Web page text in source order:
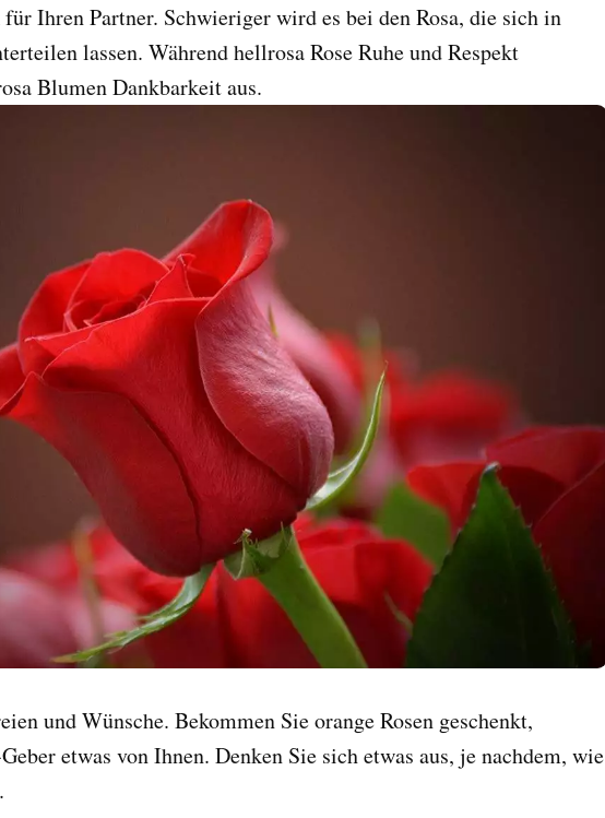
Ihren Partner. Schwieriger wird es bei den Rosa, die sich in
lassen. Während hellrosa Rose Ruhe und Respekt
Blumen Dankbarkeit aus.
und Wünsche. Bekommen Sie orange Rosen geschenkt,
etwas von Ihnen. Denken Sie sich etwas aus, je nachdem, wie